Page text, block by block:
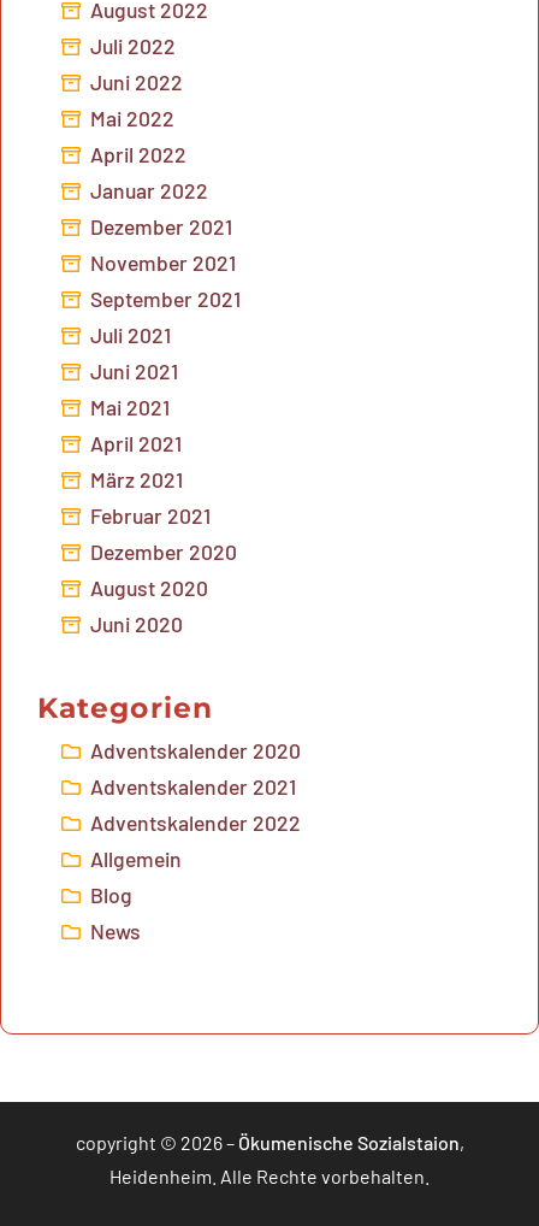
August 2022
Juli 2022
Juni 2022
Mai 2022
April 2022
Januar 2022
Dezember 2021
November 2021
September 2021
Juli 2021
Juni 2021
Mai 2021
April 2021
März 2021
Februar 2021
Dezember 2020
August 2020
Juni 2020
Kategorien
Adventskalender 2020
Adventskalender 2021
Adventskalender 2022
Allgemein
Blog
News
copyright © 2026 – Ökumenische Sozialstaion,
Heidenheim. Alle Rechte vorbehalten.